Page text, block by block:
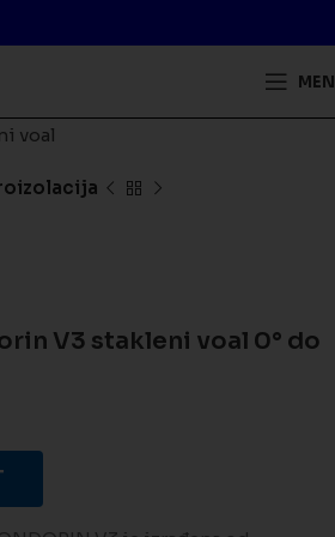
V3 stakleni voal 0° do